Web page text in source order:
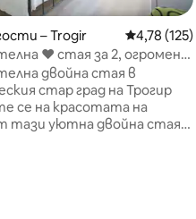
– Trogir Средна
4,78 (125)
❤ стая за 2, огромен
двор, Трогир
двойна стая в
стар град на Трогир
се на красотата на
тази уютна двойна стая,